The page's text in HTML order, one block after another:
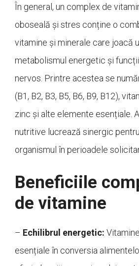
În general, un complex de
oboseală și stres conține o
vitamine și minerale care joacă
metabolismul energetic și
nervos. Printre acestea se
(B1, B2, B3, B5, B6, B9, B12),
zinc și alte elemente esențiale.
nutritive lucrează sinergic
organismul în perioadele
Beneficiile
de vitamine
– Echilibrul energetic:
esențiale în conversia